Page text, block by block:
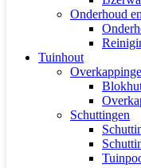
Onderhoud
Tuinhout
Schuttingen